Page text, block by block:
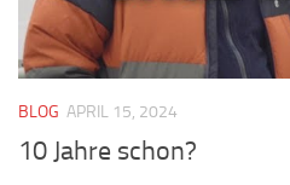
BLOG APRIL 15, 2024
10 Jahre schon?